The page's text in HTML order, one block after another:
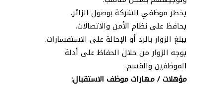
يخطر موظفي الشركة بوصول الزائر.
يحافظ على نظام الأمن والاتصالات.
يبلغ الزوار بالرد أو الإحالة على الاستفسارات.
يوجه الزوار من خلال الحفاظ على أدلة
الموظفين والقسم.
مؤهلات / مهارات موظف الاستقبال: